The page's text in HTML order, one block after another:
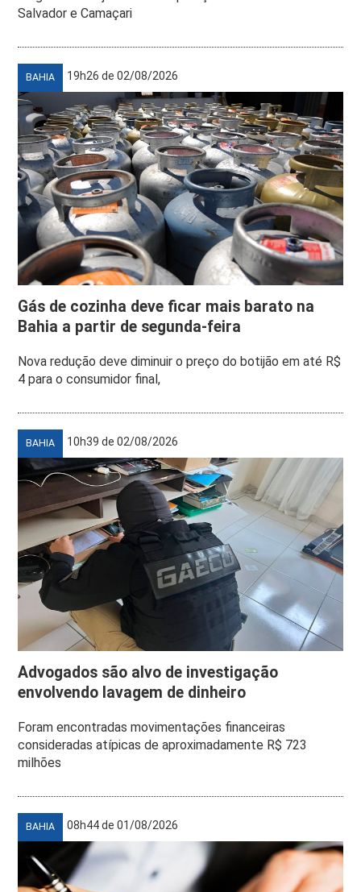
Salvador e Camaçari
BAHIA 19h26 de 02/08/2026
Gás de cozinha deve ficar mais barato na
Bahia a partir de segunda-feira
Nova redução deve diminuir o preço do botijão em até R$
4 para o consumidor final,
BAHIA 10h39 de 02/08/2026
Advogados são alvo de investigação
envolvendo lavagem de dinheiro
Foram encontradas movimentações financeiras
consideradas atípicas de aproximadamente R$ 723
milhões
BAHIA 08h44 de 01/08/2026